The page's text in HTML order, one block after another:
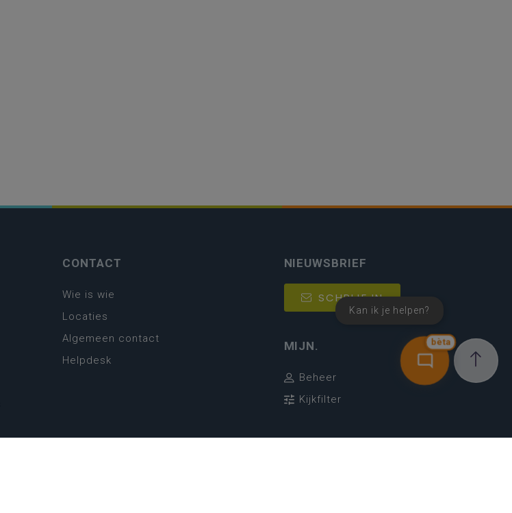
bèta
Kan ik je helpen?
CONTACT
Wie is wie
Locaties
Algemeen contact
Helpdesk
NIEUWSBRIEF
SCHRIJF IN
MIJN.
Beheer
Kijkfilter